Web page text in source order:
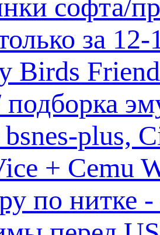
софта/
за
Birds
bsnes-plus,
+ Cemu
по нитке